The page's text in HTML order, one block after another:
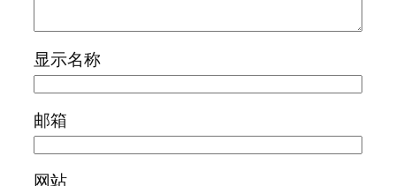
显示名称
邮箱
网站